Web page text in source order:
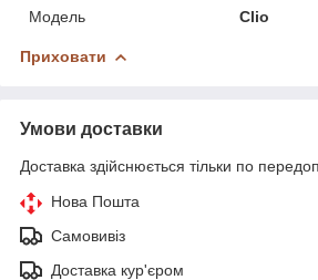
Модель
Clio
Приховати
Умови доставки
Доставка здійснюється тільки по
Нова Пошта
Самовивіз
Доставка кур'єром